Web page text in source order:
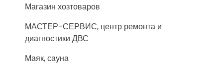
Магазин хозтоваров
МАСТЕР-СЕРВИС, центр ремонта и
диагностики ДВС
Маяк, сауна